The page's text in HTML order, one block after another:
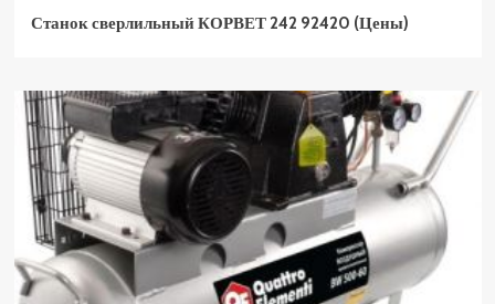
Станок сверлильный КОРВЕТ 242 92420 (Цены)